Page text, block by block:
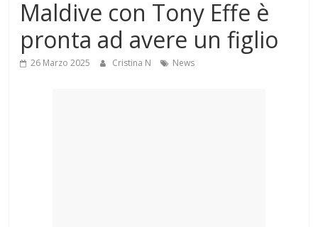
Maldive con Tony Effe è
pronta ad avere un figlio
26 Marzo 2025 Cristina N News